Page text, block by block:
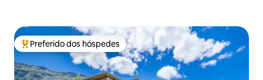
Entre os melhores preferidos dos hóspedes
Preferido dos hóspedes